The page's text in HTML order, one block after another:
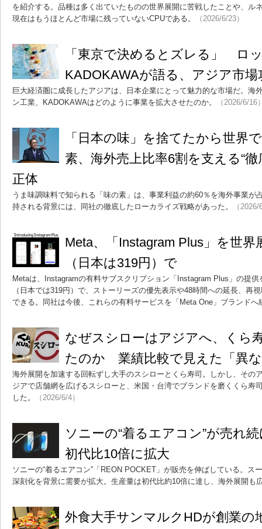
を紹介する。品種は多く出ていたものの世界展開に苦戦したことや、ル
現在はもうほとんど市場に残っていないCPUである。
（2026/6/23）
「東京で決めるとズレる」 ロ
KADOKAWAが語る、アジア市
巨大経済圏に成長したアジアは、日本企業にとって魅力的な市場だ。海
ン工業、KADOKAWAはどのように事業を拡大させたのか。
（2026/6/16
「日本の味」を捨てたから世
素、海外売上比率6割を支える“
正体
うま味調味料で知られる「味の素」は、事業利益の約60％を海外事業が
持される背景には、同社の徹底したローカライズ戦略があった。
（
Meta、「Instagram Plus」を世
（日本は319円）で
Metaは、Instagramの有料サブスクリプション「Instagram Plus」の提
（日本では319円）で、ストーリーズの優先表示や48時間への延長、再
できる。同社は今後、これらの有料サービスを「Meta One」ブランドへ
なぜスシローはアジアへ、くら
たのか 業績比較で見えた「異
海外展開を加速する回転ずし大手のスシローとくら寿司。しかし、その
ジアで店舗網を広げるスシローと、米国・台湾でブランドを磨くくら寿
した。
（2026/6/4）
ソニーの“着るエアコン”が売れ
初代比10倍に拡大
ソニーの“着るエアコン”「REON POCKET」が販売を伸ばしている。ス
深刻化を背景に需要が拡大。生産量は初代比約10倍に達し、海外展開も
外食大手サンマルクHDが創業の